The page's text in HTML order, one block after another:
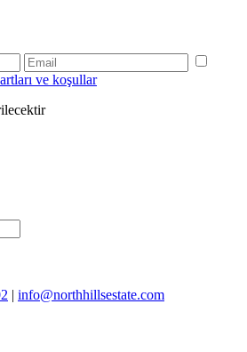
ve koşullar
| info@northhillsestate.com